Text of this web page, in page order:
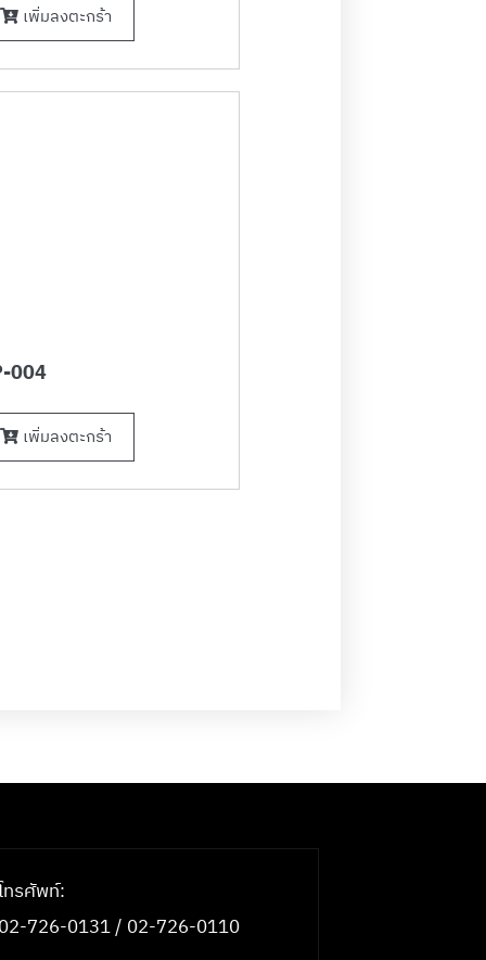
เพิ่มลงตะกร้า
004
เพิ่มลงตะกร้า
ทรศัพท์:
726-0131 / 02-726-0110